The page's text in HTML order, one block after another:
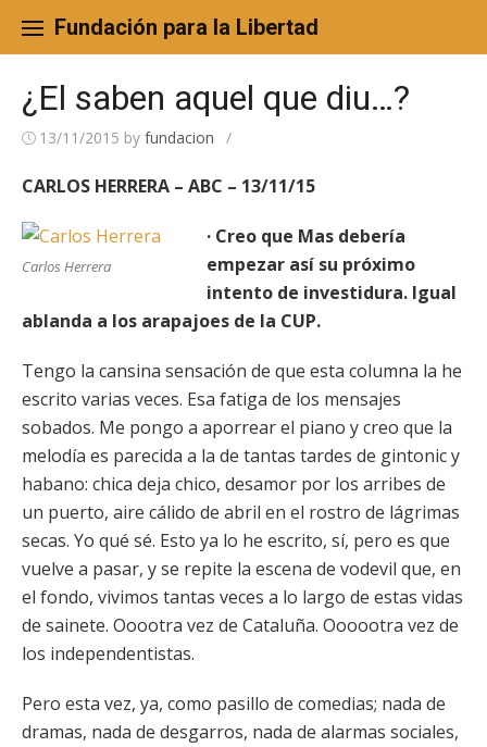
content
Fundación para la Libertad
¿El saben aquel que diu…?
13/11/2015 by fundacion /
CARLOS HERRERA – ABC – 13/11/15
Carlos Herrera
· Creo que Mas debería
empezar así su próximo
intento de investidura. Igual
ablanda a los arapajoes de la CUP.
Tengo la cansina sensación de que esta columna la he
escrito varias veces. Esa fatiga de los mensajes
sobados. Me pongo a aporrear el piano y creo que la
melodía es parecida a la de tantas tardes de gintonic y
habano: chica deja chico, desamor por los arribes de
un puerto, aire cálido de abril en el rostro de lágrimas
secas. Yo qué sé. Esto ya lo he escrito, sí, pero es que
vuelve a pasar, y se repite la escena de vodevil que, en
el fondo, vivimos tantas veces a lo largo de estas vidas
de sainete. Ooootra vez de Cataluña. Oooootra vez de
los independentistas.
Pero esta vez, ya, como pasillo de comedias; nada de
dramas, nada de desgarros, nada de alarmas sociales,